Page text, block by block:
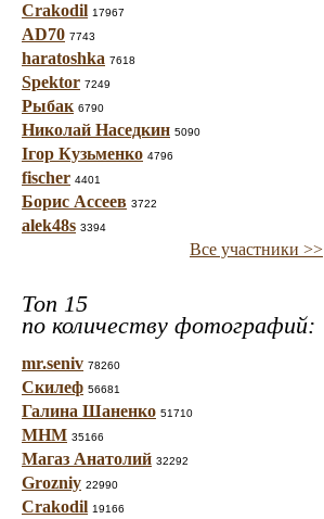
Crakodil 17967
AD70 7743
haratoshka 7618
Spektor 7249
Рыбак 6790
Николай Наседкин 5090
Ігор Кузьменко 4796
fischer 4401
Борис Ассеев 3722
alek48s 3394
Все участники >>
Топ 15
по количеству фотографий:
mr.seniv 78260
Скилеф 56681
Галина Шаненко 51710
МНМ 35166
Магаз Анатолий 32292
Grozniy 22990
Crakodil 19166